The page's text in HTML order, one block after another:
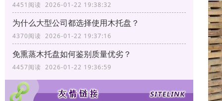
4451阅读 2026-01-22 19:38:32
为什么大型公司都选择使用木托盘？
4370阅读 2026-01-22 19:37:16
免熏蒸木托盘如何鉴别质量优劣？
4457阅读 2026-01-22 19:36:59